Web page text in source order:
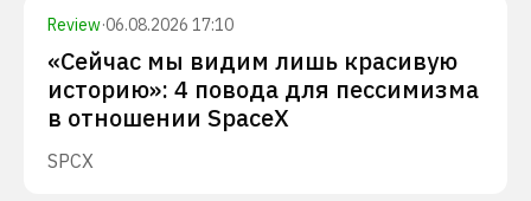
Review·06.08.2026 17:10
«Сейчас мы видим лишь красивую
историю»: 4 повода для пессимизма
в отношении SpaceX
SPCX